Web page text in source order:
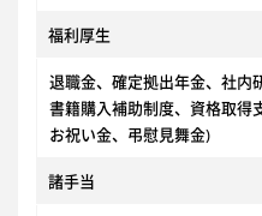
福利厚生
退職金、確定拠出年金、社内
書籍購入補助制度、資格取得
お祝い金、弔慰見舞金)
諸手当